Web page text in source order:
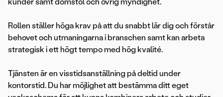
Rollen ställer höga krav på att du snabbt lär dig och förstår
behovet och utmaningarna i branschen samt kan arbeta
strategisk i ett högt tempo med hög kvalité.
Tjänsten är en visstidsanställning på deltid under
kontorstid. Du har möjlighet att bestämma ditt eget